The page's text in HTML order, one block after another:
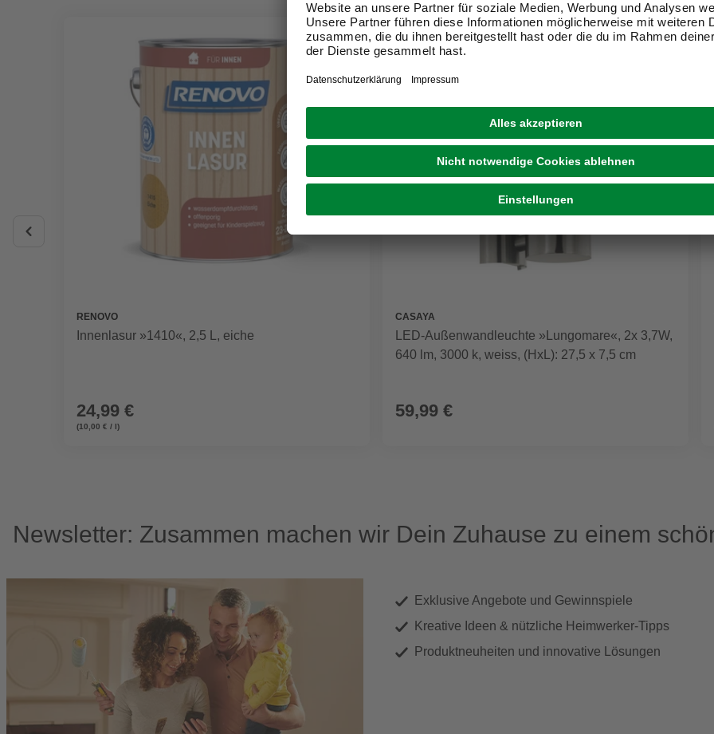
RENOVO
Innenlasur »1410«, 2,5 L, eiche
24,99 €
(10,00 € / l)
CASAYA
LED-Außenwandleuchte »Lungomare«, 2x 3,7W,
640 lm, 3000 k, weiss, (HxL): 27,5 x 7,5 cm
59,99 €
Newsletter: Zusammen machen wir Dein Zuhause zu einem
Exklusive Angebote und Gewinnspiele
Kreative Ideen & nützliche Heimwerker-Tipps
Produktneuheiten und innovative Lösungen